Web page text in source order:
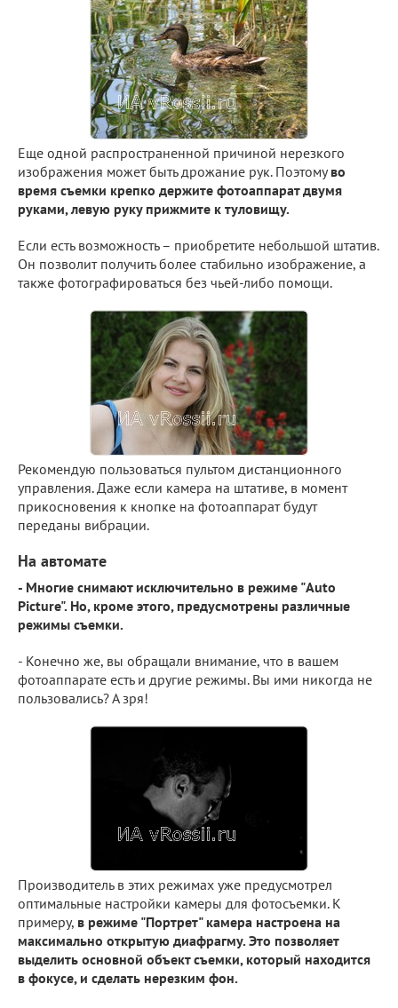
Еще одной распространенной причиной нерезкого
изображения может быть дрожание рук. Поэтомуво
время съемки крепко держите фотоаппарат двумя
руками, левую руку прижмите к туловищу.
Если есть возможность – приобретите небольшой штатив.
Он позволит получить более стабильно изображение, а
также фотографироваться без чьей-либо помощи.
Рекомендую пользоваться пультом дистанционного
управления. Даже если камера на штативе, в момент
прикосновения к кнопке на фотоаппарат будут
переданы вибрации.
На автомате
- Многие снимают исключительно в режиме "Auto
Picture". Но, кроме этого, предусмотрены различные
режимы съемки.
- Конечно же, вы обращали внимание, что в вашем
фотоаппарате есть и другие режимы. Вы ими никогда не
пользовались? А зря!
Производитель в этих режимах уже предусмотрел
оптимальные настройки камеры для фотосъемки. К
примеру, в режиме "Портрет" камера настроена на
максимально открытую диафрагму. Это позволяет
выделить основной объект съемки, который находится
в фокусе, и сделать нерезким фон.